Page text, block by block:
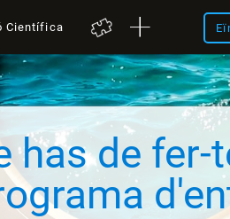
Científica
has de fer-